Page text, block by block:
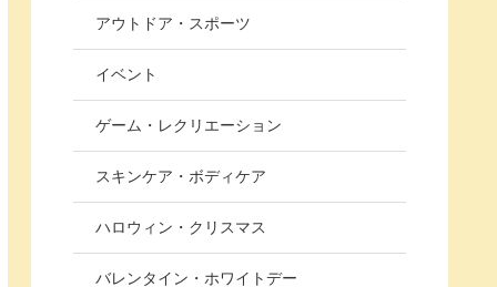
アウトドア・スポーツ
イベント
ゲーム・レクリエーション
スキンケア・ボディケア
ハロウィン・クリスマス
バレンタイン・ホワイトデー